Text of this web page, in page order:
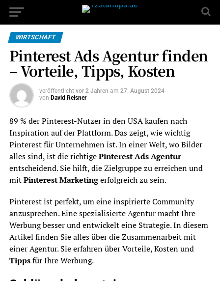
WIRTSCHAFT
Pinterest Ads Agentur finden
– Vorteile, Tipps, Kosten
veröffentlicht vor 2 Jahren am 27. August 2024
von David Reisner
89 % der Pinterest-Nutzer in den USA kaufen nach
Inspiration auf der Plattform. Das zeigt, wie wichtig
Pinterest für Unternehmen ist. In einer Welt, wo Bilder
alles sind, ist die richtigePinterest Ads Agentur
entscheidend. Sie hilft, die Zielgruppe zu erreichen und
mitPinterest Marketingerfolgreich zu sein.
Pinterest ist perfekt, um eine inspirierte Community
anzusprechen. Eine spezialisierte Agentur macht Ihre
Werbung besser und entwickelt eine Strategie. In diesem
Artikel finden Sie alles über die Zusammenarbeit mit
einer Agentur. Sie erfahren über Vorteile, Kosten und
Tippsfür Ihre Werbung.